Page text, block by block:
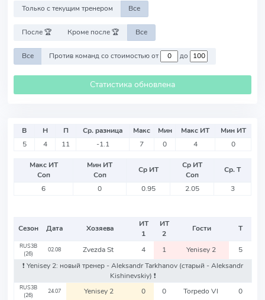
Только с текущим тренером Все
После 🏆 Кроме после 🏆 Все
Все Против команд со стоимостью от до
Статистика обновлена
В Н П Ср. разница Макс Мин Макс ИТ
Мин ИТ
5
4 11 -1.1 7 0 4 0
Макс ИТ
Соп
Мин ИТ
Соп
Ср ИТ
Ср ИТ
Соп
Ср. Т
6
0 0.95 2.05 3
Сезон Дата Хозяева
ИТ
1
ИТ
2
Гости Т
RUS3B
(26)
02.08 Zvezda St 4 1 Yenisey 2
5
❗️ Yenisey 2: новый тренер - Aleksandr Tarkhanov (старый - Aleksandr
Kishinevskiy) ❗️
RUS3B
(26)
24.07 Yenisey 2 0 0 Torpedo Vl 0